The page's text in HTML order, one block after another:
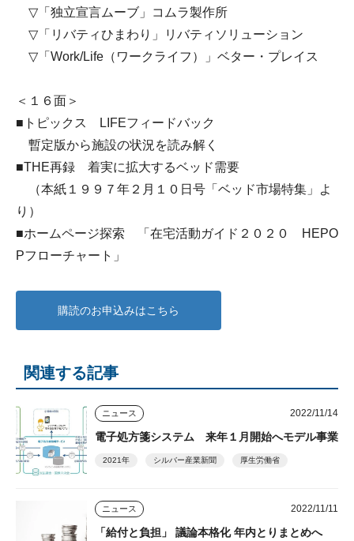
▽「独立宣言ムーブ」コムラ製作所
▽「リバティひまわり」リバティソリューション
▽「Work/Life（ワークライフ）」ベター・プレイス
＜１６面＞
■トピックス LIFEフィードバック
暫定版から施設の状況を読み解く
■THE再録 着実に拡大するベッド需要
（本紙１９９７年２月１０日号「ベッド市場特集」よ
り）
■ホームページ探索 「在宅活動ガイド２０２０ HEPO
Pフローチャート」
購読のお申込みはこちら
関連する記事
ニュース 2022/11/14
電子処方箋システム 来年１月開始へモデル事業
2021年 シルバー産業新聞 厚生労働省
ニュース 2022/11/11
「給付と負担」 議論本格化 年内とりまとめへ